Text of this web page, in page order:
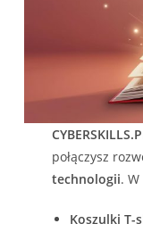
połączysz
technologii.
Koszulki T-